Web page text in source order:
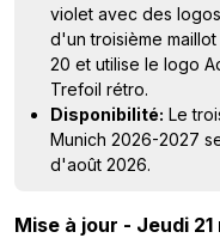
violet avec des
d'un troisième
20 et utilise le logo
Trefoil rétro.
Disponibilité: Le
Munich 2026-2027
d'août 2026.
Mise à jour - Jeudi 21